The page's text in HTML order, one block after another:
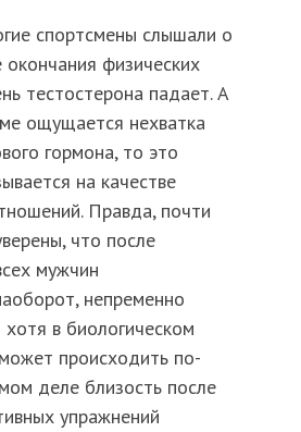
спортсмены слышали о
физических
тестостерона падает. А
ощущается нехватка
гормона, то это
на качестве
Правда, почти
что после
мужчин
непременно
в биологическом
происходить по-
деле близость после
упражнений